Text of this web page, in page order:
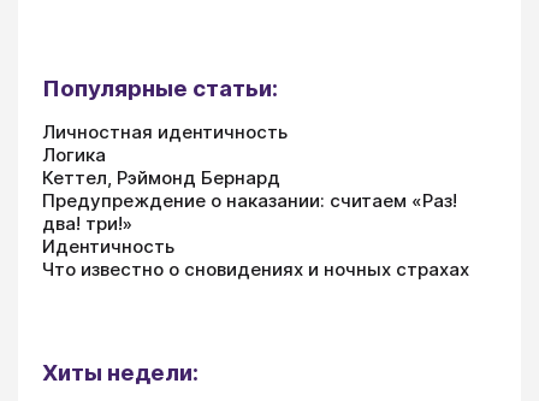
Популярные статьи:
Личностная идентичность
Логика
Кеттел, Рэймонд Бернард
Предупреждение о наказании: считаем «Раз!
два! три!»
Идентичность
Что известно о сновидениях и ночных страхах
Хиты недели: